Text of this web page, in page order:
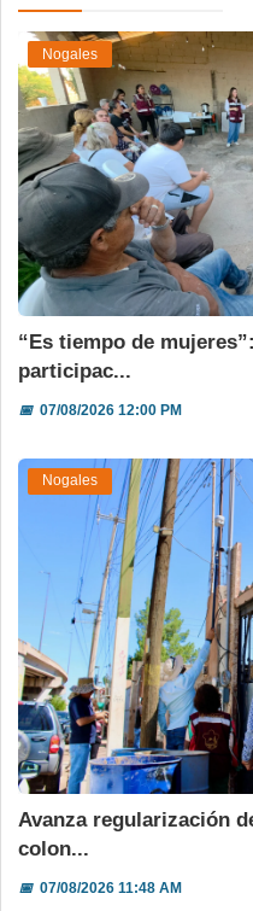
Nogales
“Es tiempo de
participac...
📅07/08/2026 12:00 PM
Nogales
Avanza regularización
colon...
📅07/08/2026 11:48 AM